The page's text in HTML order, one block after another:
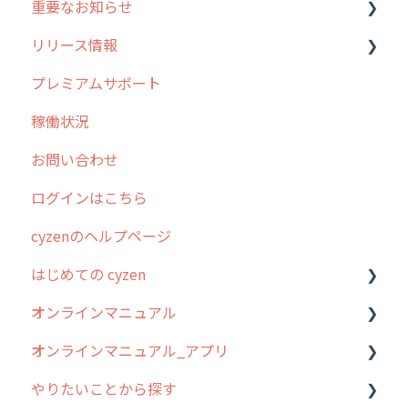
メンテナンス
外廻り営業
清掃
不動産
重要なお知らせ
過去の重要なお知らせ
障害情報
リリース情報
リリース
2026年のリリース情報
2025年のリリース情報
2024年のリリース情報
2023年のリリース情報
過去のリリース
2019年までのリリース情報
お客様の声を実現しました
プレミアムサポート
稼働状況
お問い合わせ
ログインはこちら
cyzenのヘルプページ
はじめての cyzen
0. はじめてのcyzenの使い方
1. cyzenについて知ろう
2. 主要機能の概要
オンラインマニュアル
管理サイトの使い始め
ユーザー・グループ管理
オンラインマニュアル_アプリ
アプリの使い始め
やりたいことから探す